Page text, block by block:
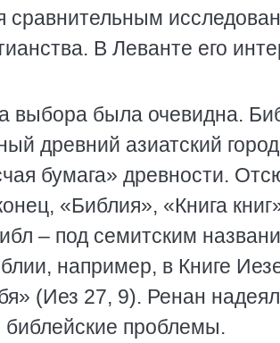
сравнительным
В Леванте его
выбора была очевидна.
древний азиатский
бумага» древности.
«Библия», «Книга
– под семитским
например, в Книге
(Иез 27, 9). Ренан
библейские проблемы.